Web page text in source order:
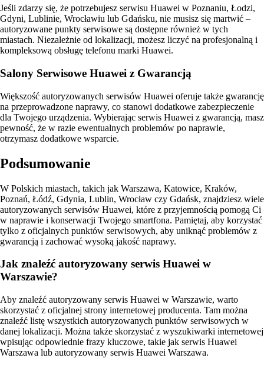
Jeśli zdarzy się, że potrzebujesz serwisu Huawei w Poznaniu, Łodzi,
Gdyni, Lublinie, Wrocławiu lub Gdańsku, nie musisz się martwić –
autoryzowane punkty serwisowe są dostępne również w tych
miastach. Niezależnie od lokalizacji, możesz liczyć na profesjonalną i
kompleksową obsługę telefonu marki Huawei.
Salony Serwisowe Huawei z Gwarancją
Większość autoryzowanych serwisów Huawei oferuje także gwarancję
na przeprowadzone naprawy, co stanowi dodatkowe zabezpieczenie
dla Twojego urządzenia. Wybierając serwis Huawei z gwarancją, masz
pewność, że w razie ewentualnych problemów po naprawie,
otrzymasz dodatkowe wsparcie.
Podsumowanie
W Polskich miastach, takich jak Warszawa, Katowice, Kraków,
Poznań, Łódź, Gdynia, Lublin, Wrocław czy Gdańsk, znajdziesz wiele
autoryzowanych serwisów Huawei, które z przyjemnością pomogą Ci
w naprawie i konserwacji Twojego smartfona. Pamiętaj, aby korzystać
tylko z oficjalnych punktów serwisowych, aby uniknąć problemów z
gwarancją i zachować wysoką jakość naprawy.
Jak znaleźć autoryzowany serwis Huawei w
Warszawie?
Aby znaleźć autoryzowany serwis Huawei w Warszawie, warto
skorzystać z oficjalnej strony internetowej producenta. Tam można
znaleźć listę wszystkich autoryzowanych punktów serwisowych w
danej lokalizacji. Można także skorzystać z wyszukiwarki internetowej
wpisując odpowiednie frazy kluczowe, takie jak serwis Huawei
Warszawa lub autoryzowany serwis Huawei Warszawa.